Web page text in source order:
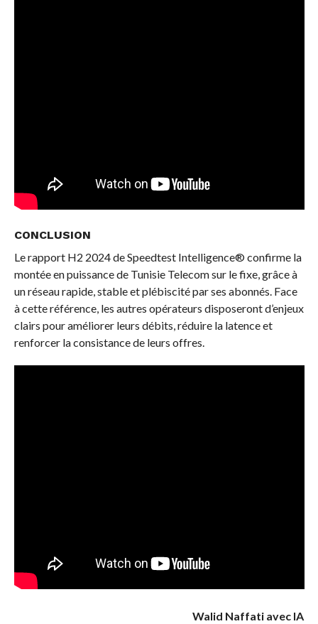
CONCLUSION
Le rapport H2 2024 de Speedtest Intelligence® confirme la
montée en puissance de Tunisie Telecom sur le fixe, grâce à
un réseau rapide, stable et plébiscité par ses abonnés. Face
à cette référence, les autres opérateurs disposeront d’enjeux
clairs pour améliorer leurs débits, réduire la latence et
renforcer la consistance de leurs offres.
Walid Naffati avec IA